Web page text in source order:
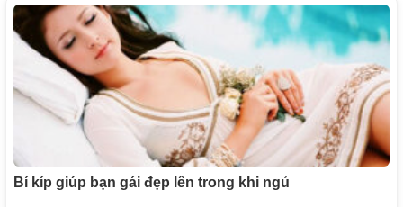
Bí kíp giúp bạn gái đẹp lên trong khi ngủ